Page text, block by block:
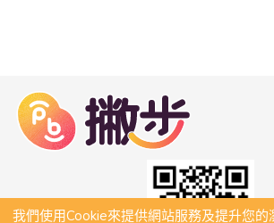
我們使用Cookie來提供網站服務及提升您